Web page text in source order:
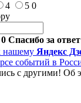
4 5 0
0 Спасибо за ответ
нашему Яндекс
событий в
с другими! Об